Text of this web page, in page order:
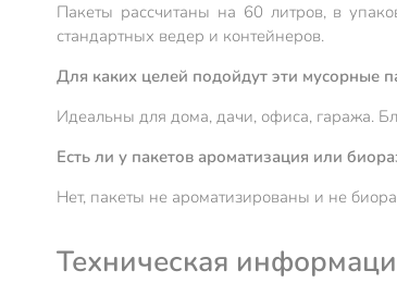
Пакеты рассчитаны на 60 литров, в
стандартных ведер и контейнеров.
Для каких целей подойдут эти мусорные
Идеальны для дома, дачи, офиса, гаража.
Есть ли у пакетов ароматизация или
Нет, пакеты не ароматизированы и не
Техническая